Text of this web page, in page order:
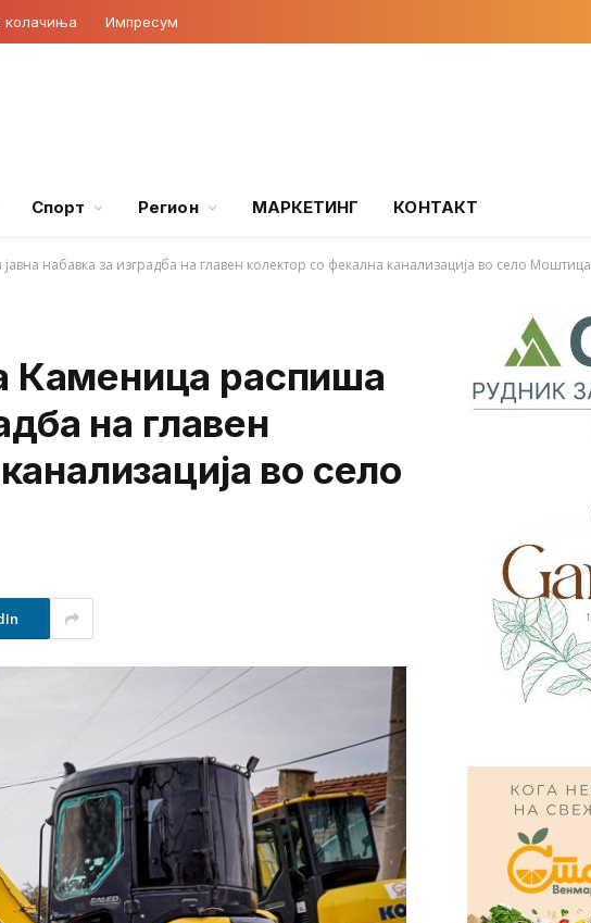
колачиња Импресум
Спорт Регион МАРКЕТИНГ КОНТАКТ
набавка за изградба на главен колектор со фекална канализација во село Моштица
Каменица распиша
на главен
во село